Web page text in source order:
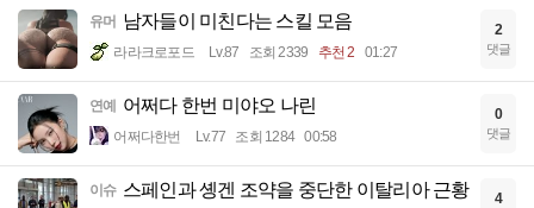
유머 남자들이 미친다는 스킬 모음
라라크로포드 Lv.87 조회 2339 추천 2 01:27
2
댓글
연예 어쩌다 한번 미야오 나린
어쩌다한번 Lv.77 조회 1284 00:58
0
댓글
이슈 스페인과 솅겐 조약을 중단한 이탈리아 근황 4